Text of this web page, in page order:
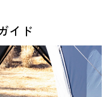
イド